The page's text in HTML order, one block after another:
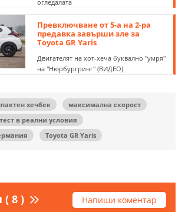
огледалата
Превключване от 5-а на 2-ра
предавка завърши зле за
Toyota GR Yaris
Двигателят на хот-хеча буквално "умря"
на "Нюрбургринг" (ВИДЕО)
хечбек
максимална скорост
тест в реални условия
Toyota GR Yaris
( 8 ) Напиши коментар